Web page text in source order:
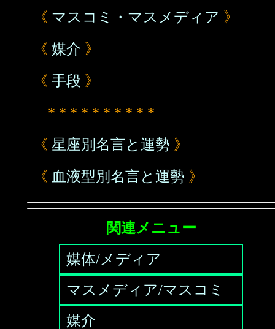
《 マスコミ・マスメディア 》
《 媒介 》
《 手段 》
* * * * * * * * * *
《 星座別名言と運勢 》
《 血液型別名言と運勢 》
関連メニュー
媒体/メディア
マスメディア/マスコミ
媒介